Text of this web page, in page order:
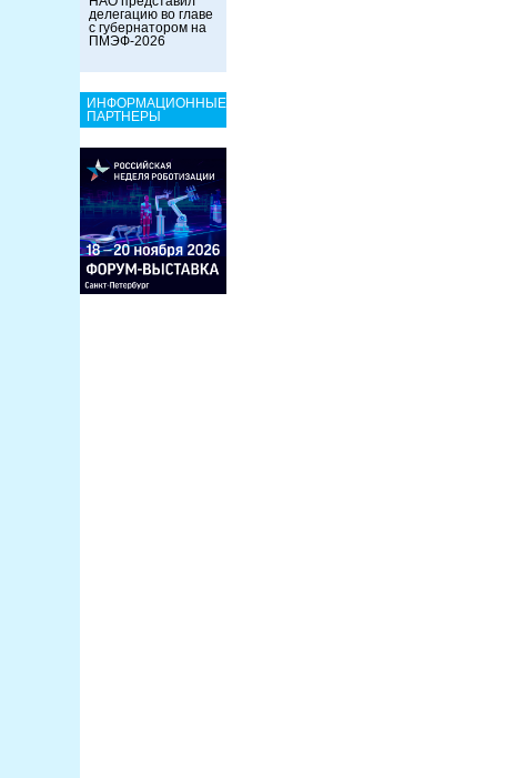
делегацию во главе
с губернатором на
ПМЭФ-2026
ИНФОРМАЦИОННЫЕ
ПАРТНЕРЫ